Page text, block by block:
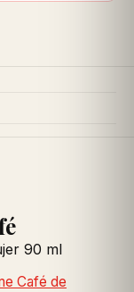
90 ml
Café de